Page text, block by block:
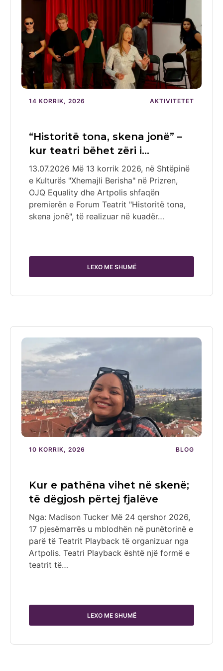
14 KORRIK, 2026 AKTIVITETET
“Historitë tona, skena jonë” –
kur teatri bëhet zëri i…
13.07.2026 Më 13 korrik 2026, në Shtëpinë
e Kulturës "Xhemajli Berisha" në Prizren,
OJQ Equality dhe Artpolis shfaqën
premierën e Forum Teatrit "Historitë tona,
skena jonë", të realizuar në kuadër…
LEXO ME SHUMË
10 KORRIK, 2026 BLOG
Kur e pathëna vihet në skenë;
të dëgjosh përtej fjalëve
Nga: Madison Tucker Më 24 qershor 2026,
17 pjesëmarrës u mblodhën në punëtorinë e
parë të Teatrit Playback të organizuar nga
Artpolis. Teatri Playback është një formë e
teatrit të…
LEXO ME SHUMË